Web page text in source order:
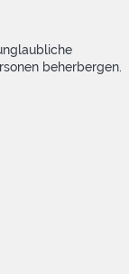
beherbergen.